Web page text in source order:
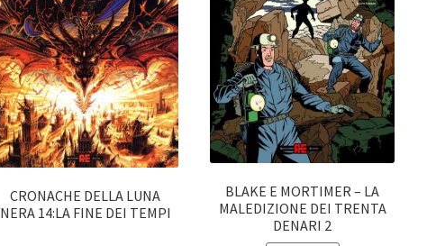
CRONACHE DELLA LUNA
NERA 14:LA FINE DEI TEMPI
BLAKE E MORTIMER – LA
MALEDIZIONE DEI TRENTA
DENARI 2